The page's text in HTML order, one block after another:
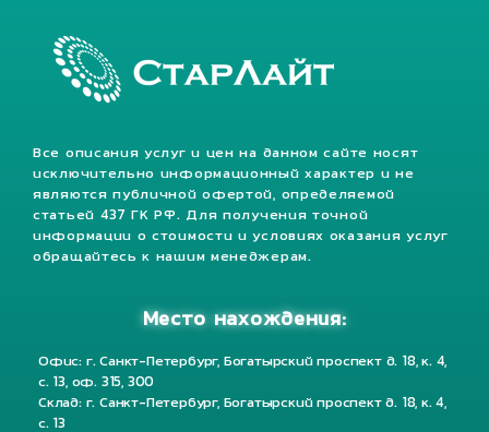
Все описания услуг и цен на данном сайте носят
исключительно информационный характер и не
являются публичной офертой, определяемой
статьей 437 ГК РФ. Для получения точной
информации о стоимости и условиях оказания услуг
обращайтесь к нашим менеджерам.
Место нахождения:
Офис: г. Санкт-Петербург, Богатырский проспект д. 18, к. 4,
с. 13, оф. 315, 300
Склад: г. Санкт-Петербург, Богатырский проспект д. 18, к. 4,
с. 13